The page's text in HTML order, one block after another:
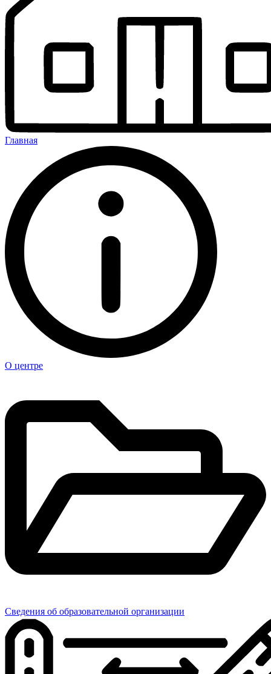
Главная
О центре
Сведения об образовательной организации